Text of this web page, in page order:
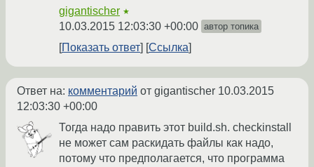
gigantischer ★
10.03.2015 12:03:30 +00:00 автор топика
Показать ответ Ссылка
Ответ на: комментарий от gigantischer 10.03.2015
12:03:30 +00:00
Тогда надо править этот build.sh. checkinstall
не может сам раскидать файлы как надо,
потому что предполагается, что программа